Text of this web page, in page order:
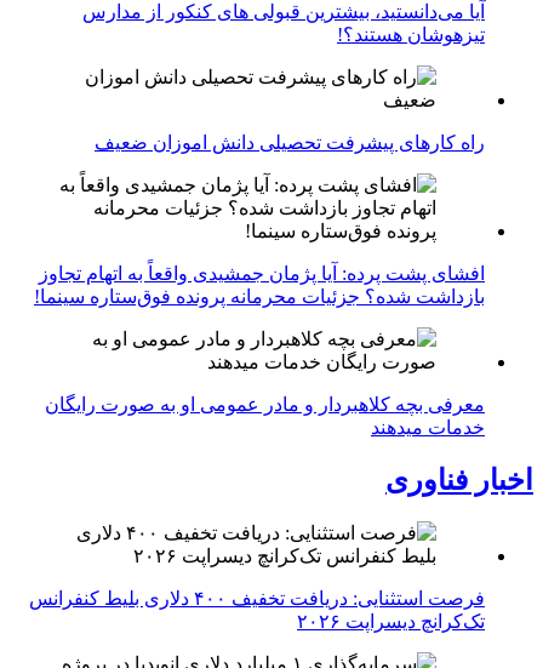
آیا می‌دانستید، بیشترین قبولی های کنکور از مدارس
تیزهوشان هستند؟!
راه کارهای پیشرفت تحصیلی دانش اموزان ضعیف
افشای پشت پرده: آیا پژمان جمشیدی واقعاً به اتهام تجاوز
بازداشت شده؟ جزئیات محرمانه پرونده فوق‌ستاره سینما!
معرفی بچه کلاهبردار و مادر عمومی او به صورت رایگان
خدمات میدهند
اخبار فناوری
فرصت استثنایی: دریافت تخفیف ۴۰۰ دلاری بلیط کنفرانس
تک‌کرانچ دیسراپت ۲۰۲۶